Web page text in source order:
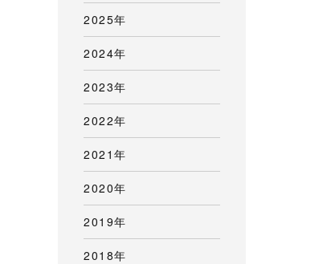
2025年
2024年
2023年
2022年
2021年
2020年
2019年
2018年